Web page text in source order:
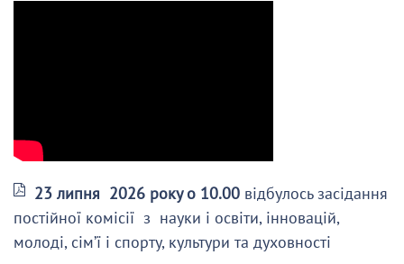
23 липня 2026 року о 10.00 відбулось засідання
постійної комісії з науки і освіти, інновацій,
молоді, сім’ї і спорту, культури та духовності